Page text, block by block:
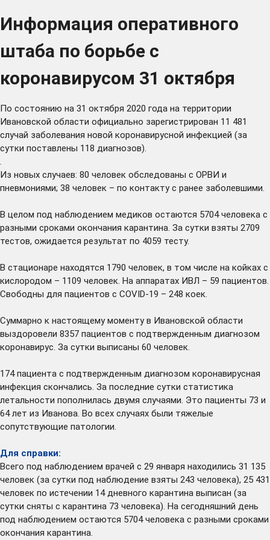
Информация оперативного
штаба по борьбе с
коронавирусом 31 октября
По состоянию на 31 октября 2020 года на территории
Ивановской области официально зарегистрирован 11 481
случай заболевания новой коронавирусной инфекцией (за
сутки поставлены 118 диагнозов).
Из новых случаев: 80 человек обследованы с ОРВИ и
пневмониями; 38 человек – по контакту с ранее заболевшими.
В целом под наблюдением медиков остаются 5704 человека с
разными сроками окончания карантина. За сутки взяты 2709
тестов, ожидается результат по 4059 тесту.
В стационаре находятся 1790 человек, в том числе на койках с
кислородом – 1109 человек. На аппаратах ИВЛ – 59 пациентов.
Свободны для пациентов с COVID-19 – 248 коек.
Суммарно к настоящему моменту в Ивановской области
выздоровели 8357 пациентов с подтвержденным диагнозом
коронавирус. За сутки выписаны 60 человек.
174 пациента с подтвержденным диагнозом коронавирусная
инфекция скончались. За последние сутки статистика
летальности пополнилась двумя случаями. Это пациенты 73 и
64 лет из Иванова. Во всех случаях были тяжелые
сопутствующие патологии.
Для справки:
Всего под наблюдением врачей с 29 января находились 31 135
человек (за сутки под наблюдение взяты 243 человека), 25 431
человек по истечении 14 дневного карантина выписан (за
сутки сняты с карантина 73 человека). На сегодняшний день
под наблюдением остаются 5704 человека с разными сроками
окончания карантина.